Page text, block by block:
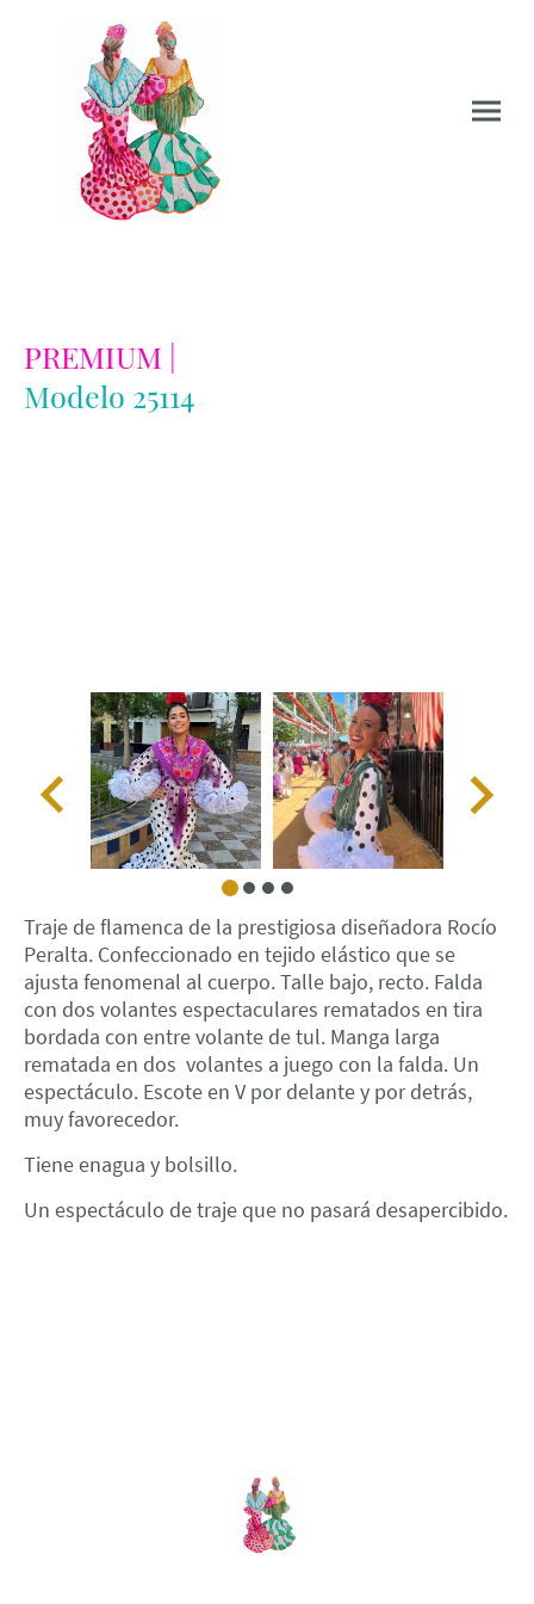
PREMIUM |
Modelo 25114
Traje de flamenca de la prestigiosa diseñadora Rocío
Peralta. Confeccionado en tejido elástico que se
ajusta fenomenal al cuerpo. Talle bajo, recto. Falda
con dos volantes espectaculares rematados en tira
bordada con entre volante de tul. Manga larga
rematada en dos volantes a juego con la falda. Un
espectáculo. Escote en V por delante y por detrás,
muy favorecedor.
Tiene enagua y bolsillo.
Un espectáculo de traje que no pasará desapercibido.